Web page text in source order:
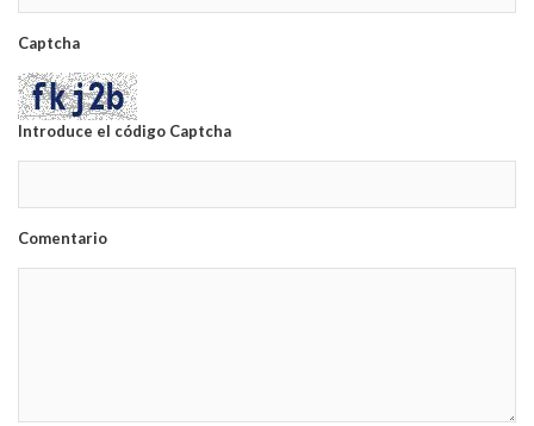
Captcha
Introduce el código Captcha
Comentario